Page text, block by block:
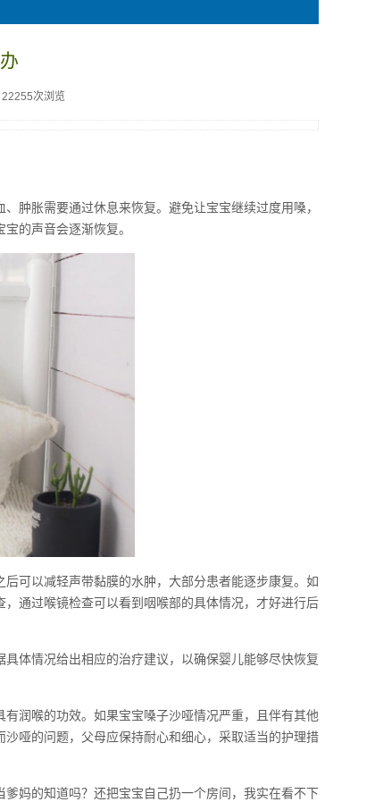
22255次浏览
肿胀需要通过休息来恢复。避免让宝宝继续过度用嗓，
的声音会逐渐恢复。
可以减轻声带黏膜的水肿，大部分患者能逐步康复。如
通过喉镜检查可以看到咽喉部的具体情况，才好进行后
体情况给出相应的治疗建议，以确保婴儿能够尽快恢复
润喉的功效。如果宝宝嗓子沙哑情况严重，且伴有其他
哑的问题，父母应保持耐心和细心，采取适当的护理措
妈的知道吗？还把宝宝自己扔一个房间，我实在看不下